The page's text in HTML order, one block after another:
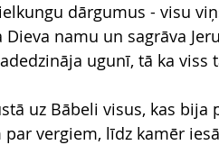
dārgumus - visu
namu un sagrāva
ugunī, tā ka viss
uz Bābeli visus, kas
vergiem, līdz kamēr